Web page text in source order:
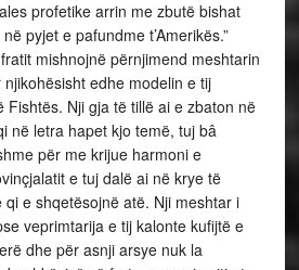
profetike arrin me zbutë bishat
pyjet e pafundme t’Amerikës.”
mishnojnë përnjimend meshtarin
edhe modelin e tij
Fishtës. Nji gja të tillë ai e zbaton në
në letra hapet kjo temë, tuj bâ
për me krijue harmoni e
e tuj dalë ai në krye të
e shqetësojnë atë. Nji meshtar i
veprimtarija e tij kalonte kufijtë e
dhe për asnji arsye nuk la